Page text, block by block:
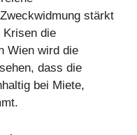
stärkt
Krisen die
Wien wird die
dass die
bei Miete,